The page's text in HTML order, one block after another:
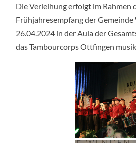
Die Verleihung erfolgt im Rahmen
Frühjahresempfang der Gemeinde
26.04.2024 in der Aula der
das Tambourcorps Ottfingen